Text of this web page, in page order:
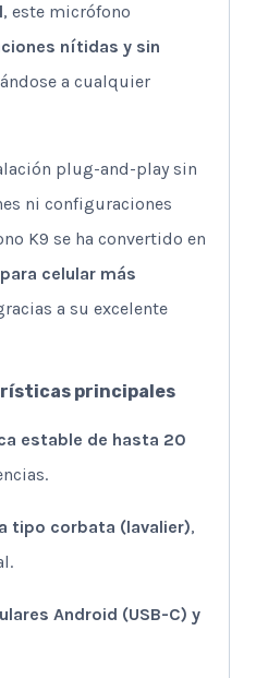
, este micrófono
nítidas y sin
a cualquier
plug-and-play sin
ni configuraciones
K9 se ha convertido en
celular más
a su excelente
principales
estable de hasta 20
tipo corbata (lavalier),
Android (USB-C) y